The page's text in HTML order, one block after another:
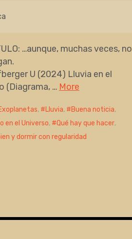
…aunque, muchas veces, no
U (2024) Lluvia en el
(Diagrama, … More
, Lluvia, Buena noticia,
en el Universo, Qué hay que hacer,
y dormir con regularidad